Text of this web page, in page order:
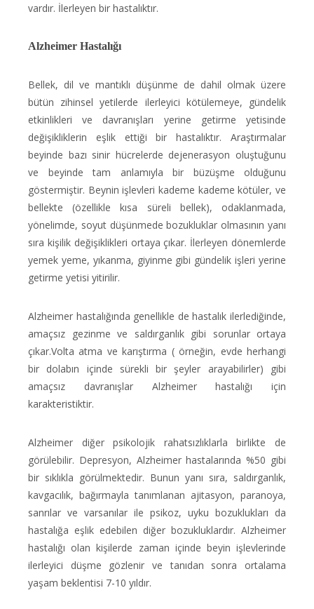
vardır. İlerleyen bir hastalıktır.
Alzheimer Hastalığı
Bellek, dil ve mantıklı düşünme de dahil olmak üzere
bütün zihinsel yetilerde ilerleyici kötülemeye, gündelik
etkinlikleri ve davranışları yerine getirme yetisinde
değişikliklerin eşlik ettiği bir hastalıktır. Araştırmalar
beyinde bazı sinir hücrelerde dejenerasyon oluştuğunu
ve beyinde tam anlamıyla bir büzüşme olduğunu
göstermiştir. Beynin işlevleri kademe kademe kötüler, ve
bellekte (özellikle kısa süreli bellek), odaklanmada,
yönelimde, soyut düşünmede bozukluklar olmasının yanı
sıra kişilik değişiklikleri ortaya çıkar. İlerleyen dönemlerde
yemek yeme, yıkanma, giyinme gibi gündelik işleri yerine
getirme yetisi yitirilir.
Alzheimer hastalığında genellikle de hastalık ilerlediğinde,
amaçsız gezinme ve saldırganlık gibi sorunlar ortaya
çıkar.Volta atma ve karıştırma ( örneğin, evde herhangi
bir dolabın içinde sürekli bir şeyler arayabilirler) gibi
amaçsız davranışlar Alzheimer hastalığı için
karakteristiktir.
Alzheimer diğer psikolojik rahatsızlıklarla birlikte de
görülebilir. Depresyon, Alzheimer hastalarında %50 gibi
bir sıklıkla görülmektedir. Bunun yanı sıra, saldırganlık,
kavgacılık, bağırmayla tanımlanan ajitasyon, paranoya,
sanrılar ve varsanılar ile psikoz, uyku bozuklukları da
hastalığa eşlik edebilen diğer bozukluklardır. Alzheimer
hastalığı olan kişilerde zaman içinde beyin işlevlerinde
ilerleyici düşme gözlenir ve tanıdan sonra ortalama
yaşam beklentisi 7-10 yıldır.